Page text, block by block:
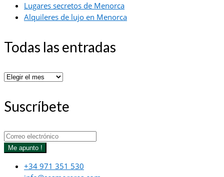
Lugares secretos de Menorca
Alquileres de lujo en Menorca
Todas las entradas
Todas
entradas
Suscríbete
Me apunto !
+34 971 351 530